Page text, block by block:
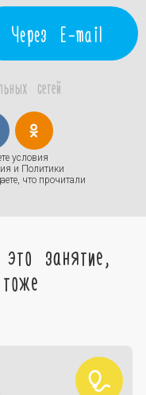
Через E-mail
сетей
условия
и Политики
что прочитали
занятие,